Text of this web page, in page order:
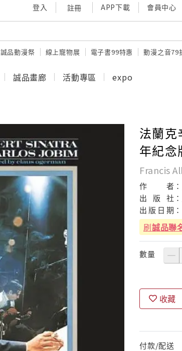
登入 註冊 APP下載 會員中心
誠品動漫祭 線上寵物展 電子書99特惠 動漫之音79
誠品畫廊 活動專區 expo
法蘭克
年紀念
Francis
作 者：
出
版 社：
出 版 日 期：
刷誠品聯
數量
收藏
付款/配送